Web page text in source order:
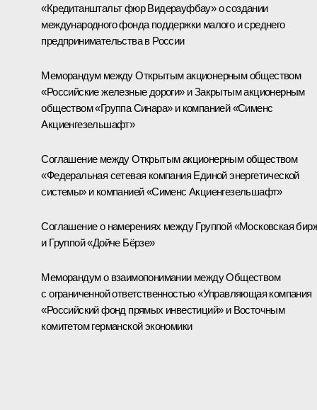
«Кредитанштальт фюр Видерауфбау» о создании
международного фонда поддержки малого и среднего
предпринимательства в России
Меморандум между Открытым акционерным обществом
«Российские железные дороги» и Закрытым акционерным
обществом «Группа Синара» и компанией «Сименс
Акциенгезельшафт»
Соглашение между Открытым акционерным обществом
«Федеральная сетевая компания Единой энергетической
системы» и компанией «Сименс Акциенгезельшафт»
Соглашение о намерениях между Группой «Московская
и Группой «Дойче Бёрзе»
Меморандум о взаимопонимании между Обществом
с ограниченной ответственностью «Управляющая компания
«Российский фонд прямых инвестиций» и Восточным
комитетом германской экономики